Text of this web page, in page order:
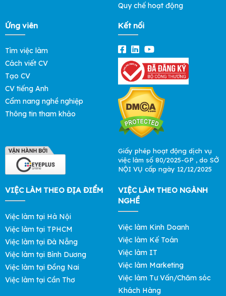
Quy chế hoạt động
Ứng viên
Tìm việc làm
Cách viết CV
Tạo CV
CV tiếng Anh
Cẩm nang nghề nghiệp
Thông tin tham khảo
Kết nối
Giấy phép hoạt động dịch vụ
việc làm số 80/2025-GP , do SỞ
NỘI VỤ cấp ngày 12/12/2025
VIỆC LÀM THEO ĐỊA ĐIỂM
Việc làm tại Hà Nội
Việc làm tại TPHCM
Việc làm tại Đà Nẵng
Việc làm tại Bình Dương
Việc làm tại Đồng Nai
Việc làm tại Cần Thơ
VIỆC LÀM THEO NGÀNH
NGHỀ
Việc làm Kinh Doanh
Việc làm Kế Toán
Việc làm IT
Việc làm Marketing
Việc làm Tư Vấn/Chăm sóc
Khách Hàng